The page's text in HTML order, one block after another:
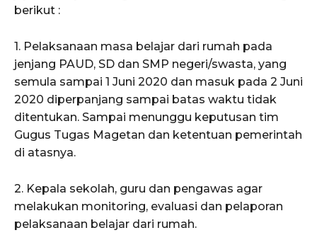
berikut :
1. Pelaksanaan masa belajar dari rumah pada
jenjang PAUD, SD dan SMP negeri/swasta, yang
semula sampai 1 Juni 2020 dan masuk pada 2 Juni
2020 diperpanjang sampai batas waktu tidak
ditentukan. Sampai menunggu keputusan tim
Gugus Tugas Magetan dan ketentuan pemerintah
di atasnya.
2. Kepala sekolah, guru dan pengawas agar
melakukan monitoring, evaluasi dan pelaporan
pelaksanaan belajar dari rumah.